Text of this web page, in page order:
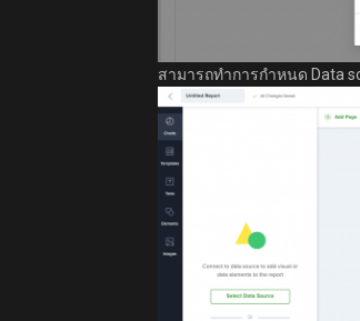
สามารถทำการกำหนด Data